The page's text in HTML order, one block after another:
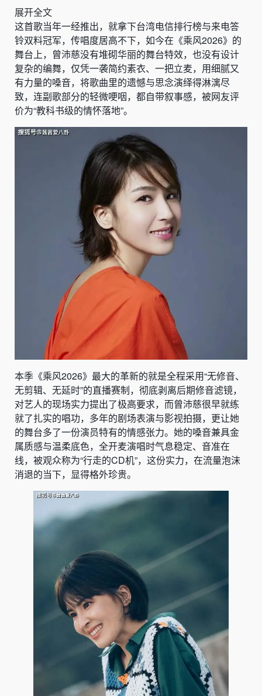
展开全文
这首歌当年一经推出，就拿下台湾电信排行榜与来电答
铃双料冠军，传唱度居高不下，如今在《乘风2026》的
舞台上，曾沛慈没有堆砌华丽的舞台特效，也没有设计
复杂的编舞，仅凭一袭简约素衣、一把立麦，用细腻又
有力量的嗓音，将歌曲里的遗憾与思念演绎得淋漓尽
致，连副歌部分的轻微哽咽，都自带叙事感，被网友评
价为“教科书级的情怀落地”。
本季《乘风2026》最大的革新的就是全程采用“无修音、
无剪辑、无延时”的直播赛制，彻底剥离后期修音滤镜，
对艺人的现场实力提出了极高要求，而曾沛慈很早就练
就了扎实的唱功，多年的剧场表演与影视拍摄，更让她
的舞台多了一份演员特有的情感张力。她的嗓音兼具金
属质感与温柔底色，全开麦演唱时气息稳定、音准在
线，被观众称为“行走的CD机”，这份实力，在流量泡沫
消退的当下，显得格外珍贵。